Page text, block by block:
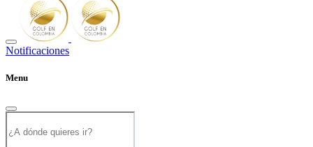
Notificaciones
Menu